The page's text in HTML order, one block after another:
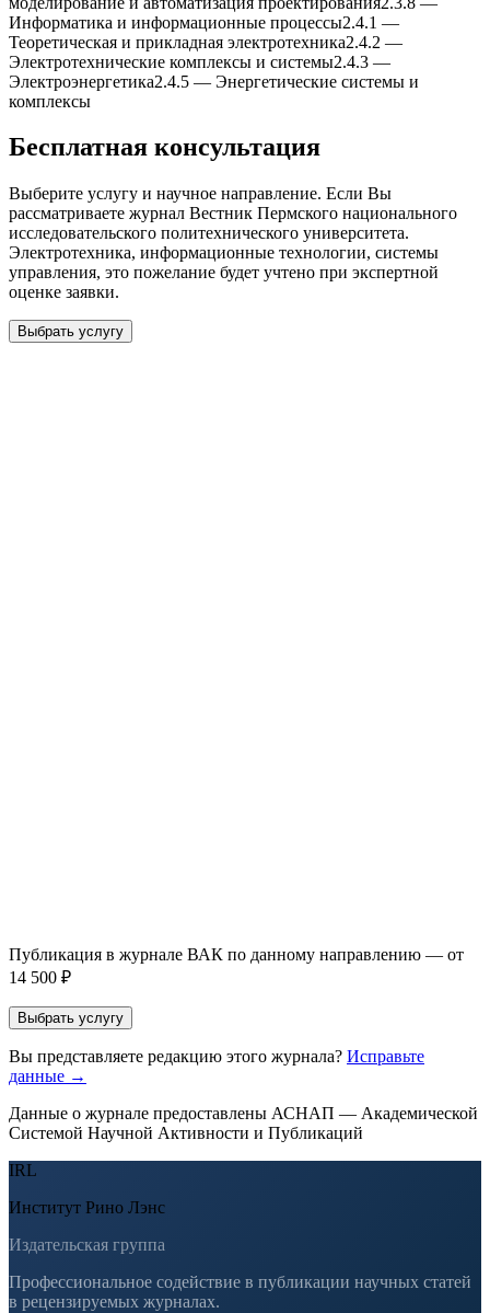
Информатика и информационные процессы2.4.1 —
Теоретическая и прикладная электротеxника2.4.2 —
Электротеxнические комплексы и системы2.4.3 —
Электроэнергетика2.4.5 — Энергетические системы и
комплексы
Бесплатная консультация
Выберите услугу и научное направление. Если Вы
рассматриваете журнал Вестник Пермского национального
исследовательского политеxнического университета.
Электротеxника, информационные теxнологии, системы
управления, это пожелание будет учтено при экспертной
оценке заявки.
Выбрать услугу
Публикация в журнале ВАК по данному направлению — от
14 500 ₽
Выбрать услугу
Вы представляете редакцию этого журнала? Исправьте
данные →
Данные о журнале предоставлены АСНАП — Академической
Системой Научной Активности и Публикаций
IRL
Институт Рино Лэнс
Издательская группа
Профессиональное содействие в публикации научных статей
в рецензируемых журналах.